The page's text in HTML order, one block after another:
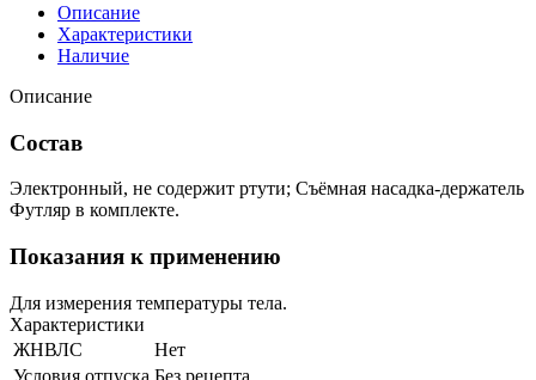
Описание
Характеристики
Наличие
Описание
Состав
Электронный, не содержит ртути; Съёмная насадка-держатель
Футляр в комплекте.
Показания к применению
Для измерения температуры тела.
Характеристики
ЖНВЛС
Нет
Условия отпуска Без рецепта